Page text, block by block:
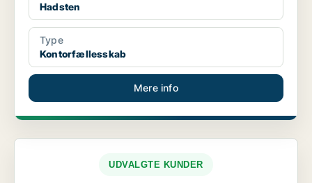
Hadsten
Type
Kontorfællesskab
Mere info
UDVALGTE KUNDER